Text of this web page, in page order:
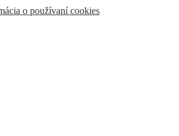
o používaní cookies